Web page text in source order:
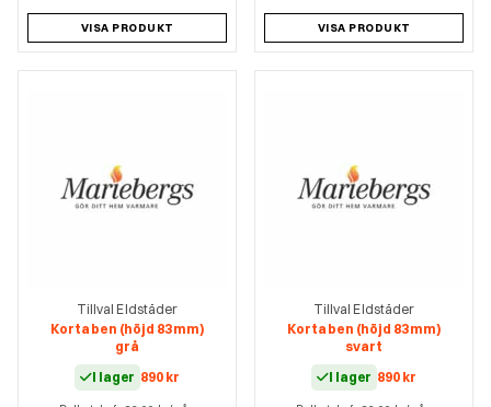
VISA PRODUKT VISA PRODUKT
Tillval Eldstäder
Korta ben (höjd 83 mm)
grå
I lager 890 kr
Tillval Eldstäder
Korta ben (höjd 83 mm)
svart
I lager 890 kr